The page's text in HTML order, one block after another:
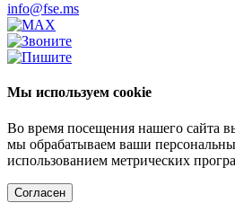
info@fse.ms
Мы используем cookie
Во время посещения нашего сайта
мы обрабатываем ваши
использованием метрических
Согласен